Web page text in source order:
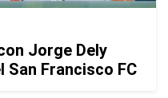
Jorge Dely
Francisco FC